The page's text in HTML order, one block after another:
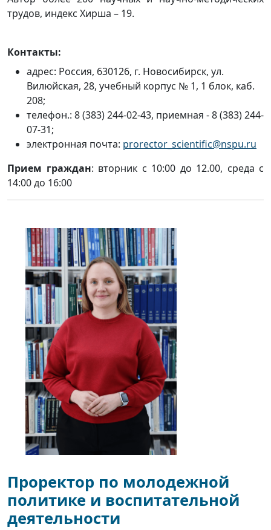
трудов, индекс Хирша – 19.
Контакты:
адрес: Россия, 630126, г. Новосибирск, ул.
Вилюйская, 28, учебный корпус № 1, 1 блок, каб.
208;
телефон.: 8 (383) 244-02-43, приемная - 8 (383) 244-
07-31;
электронная почта: prorector_scientific@nspu.ru
Прием граждан: вторник с 10:00 до 12.00, среда с
14:00 до 16:00
Проректор по молодежной
политике и воспитательной
деятельности